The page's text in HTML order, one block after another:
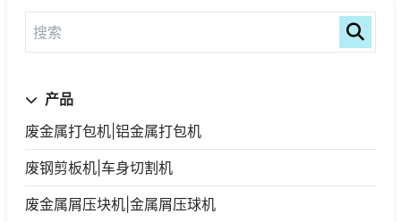
产品
废金属打包机|铝金属打包机
废钢剪板机|车身切割机
废金属屑压块机|金属屑压球机